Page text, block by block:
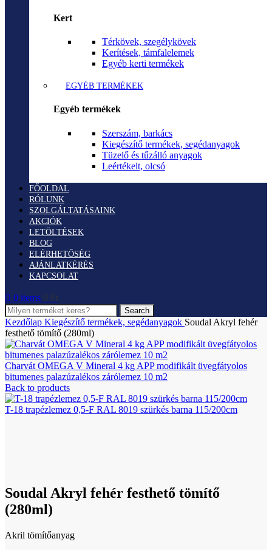
Kert
Térkövek, szegélykövek
Kerítések, támfalelemek
Egyéb kerti termékek
EGYÉB TERMÉKEK
Egyéb termékek
Szerszám, barkács
Kiegészítő termékek, segédanyagok
Tüzelő és tűzálló anyagok
Leértékelt, olcsó
FŐOLDAL
RÓLUNK
SZOLGÁLTATÁSAINK
AKCIÓK
LETÖLTÉSEK
BLOG
ELÉRHETŐSÉG
AJÁNLATKÉRÉS
KAPCSOLAT
0 items 0 Ft
Search
Kezdőlap Kiegészítő termékek, segédanyagok Soudal Akryl fehér
festhető tömítő (280ml)
Charvát OMEGA V Mineral 4 kg APP modifikált üvegfátyolos
bitumenes palazúzalékos zárólemez 10 m2
Back to products
T-18 trapézlemez 0,5-F RAL 8019 szürkés barna 115/200cm
Soudal Akryl fehér festhető tömítő
(280ml)
Akril tömítőanyag